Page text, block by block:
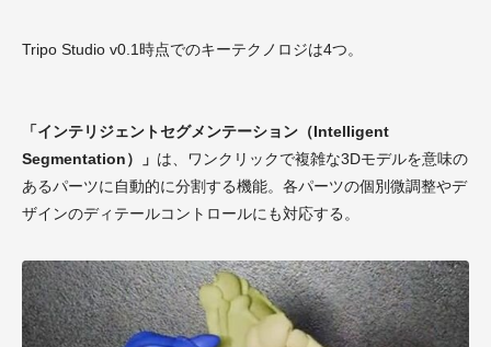
Tripo Studio v0.1時点でのキーテクノロジは4つ。
「インテリジェントセグメンテーション（Intelligent
Segmentation）」 は、ワンクリックで複雑な3Dモデルを意味の
あるパーツに自動的に分割する機能。各パーツの個別微調整やデ
ザインのディテールコントロールにも対応する。